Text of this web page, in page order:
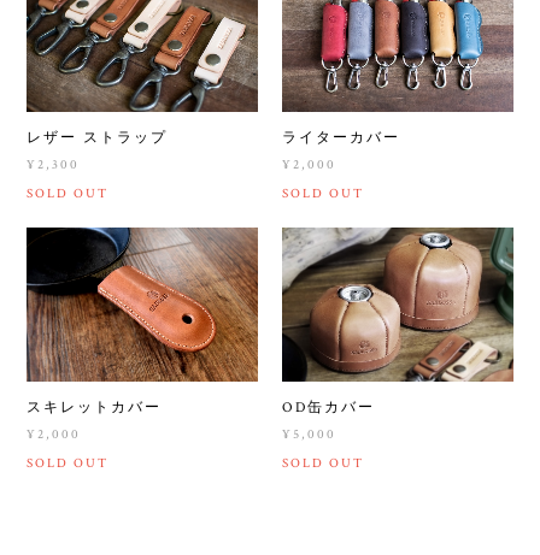
レザー ストラップ
¥2,300
SOLD OUT
ライターカバー
¥2,000
SOLD OUT
スキレットカバー
¥2,000
SOLD OUT
OD缶カバー
¥5,000
SOLD OUT